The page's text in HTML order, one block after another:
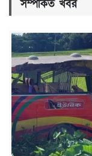
সম্পর্কিত খবর